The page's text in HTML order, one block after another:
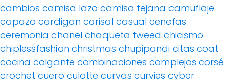
cambios camisa lazo camisa tejana camuflaje
capazo cardigan carisal casual cenefas
ceremonia chanel chaqueta tweed chicismo
chiplessfashion christmas chupipandi citas coat
cocina colgante combinaciones complejos corsé
crochet cuero culotte curvas curvies cyber